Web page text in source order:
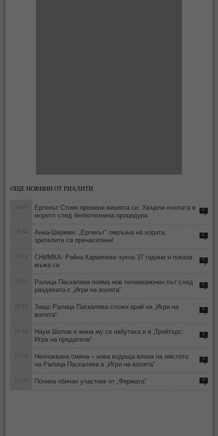
ОЩЕ НОВИНИ ОТ РИАЛИТИ
16:01
Ергенът Стоян промени визията си: Хвърли очилата в
морето след безболезнена процедура
0
15:34
Анна-Шермин: „Ергенът" омръзна на хората,
зрителите са пренаситени!
0
13:18
СНИМКА: Райна Караянева чукна 37 години и показа
мъжа си
0
13:23
Ралица Паскалева поема нов телевизионен път след
раздялата с „Игри на волята“
0
15:53
Защо Ралица Паскалева сложи край на „Игри на
волята“
0
11:18
Наум Шопов и жена му се набутаха и в „Трейтърс:
Игра на предатели“
0
17:16
Неочаквана смяна – нова водеща влиза на мястото
на Ралица Паскалева в „Игри на волята“
0
13:07 Почина обичан участник от „Фермата“ 0